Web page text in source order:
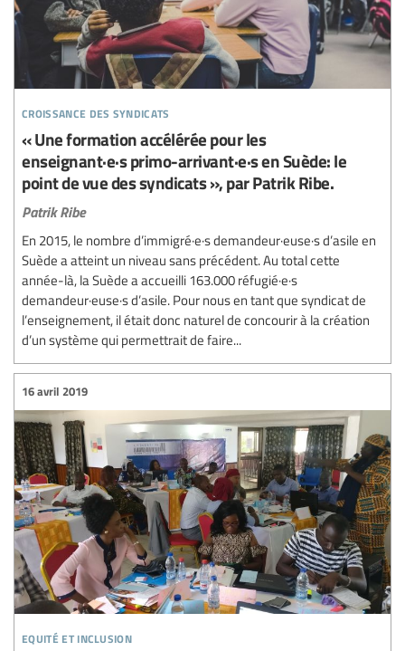
croissance des syndicats
« Une formation accélérée pour les
enseignant·e·s primo-arrivant·e·s en Suède: le
point de vue des syndicats », par Patrik Ribe.
Patrik Ribe
En 2015, le nombre d’immigré·e·s demandeur·euse·s d’asile en
Suède a atteint un niveau sans précédent. Au total cette
année-là, la Suède a accueilli 163.000 réfugié·e·s
demandeur·euse·s d’asile. Pour nous en tant que syndicat de
l’enseignement, il était donc naturel de concourir à la création
d’un système qui permettrait de faire...
equité et inclusion
16 avril 2019